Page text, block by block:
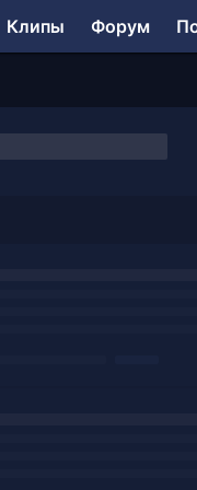
Клипы Форум